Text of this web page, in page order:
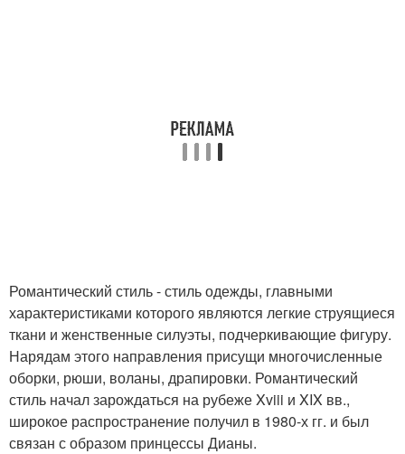
романтическом стиле
Романтичные прически
Прически на средние
волосы
Прически на длинные
волосы
Прическа на длинные
волосы
Романтический стиль - стиль одежды, главными
характеристиками которого являются легкие струящиеся
ткани и женственные силуэты, подчеркивающие фигуру.
Нарядам этого направления присущи многочисленные
оборки, рюши, воланы, драпировки. Романтический
стиль начал зарождаться на рубеже Xviii и XIX вв.,
широкое распространение получил в 1980-х гг. и был
связан с образом принцессы Дианы.